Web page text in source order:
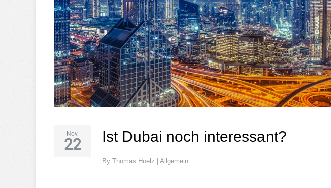
Nov.
22 Ist Dubai noch interessant?
By Thomas Hoelz | Allgemein